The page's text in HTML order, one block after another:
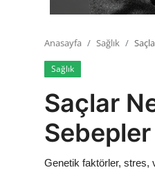
Anasayfa Sağlık
Sağlık
Saçlar
Sebepler
Genetik faktörler, stres,